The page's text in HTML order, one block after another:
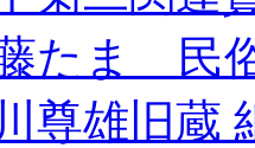
たま 民
尊雄旧蔵